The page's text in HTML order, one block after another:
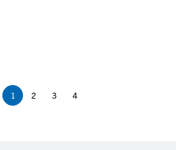
Page
courante
1 Page
2 Page
3 Page
4